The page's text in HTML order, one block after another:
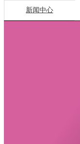
新闻中心